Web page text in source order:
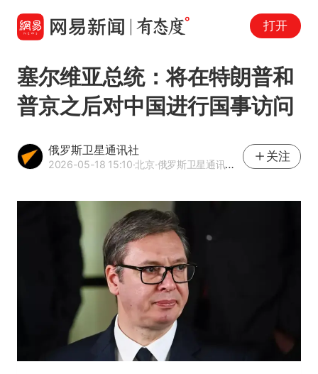
打开
塞尔维亚总统：将在特朗普和
普京之后对中国进行国事访问
俄罗斯卫星通讯社
2026-05-18 15:10·北京·俄罗斯卫星通讯社官方网易号
关注